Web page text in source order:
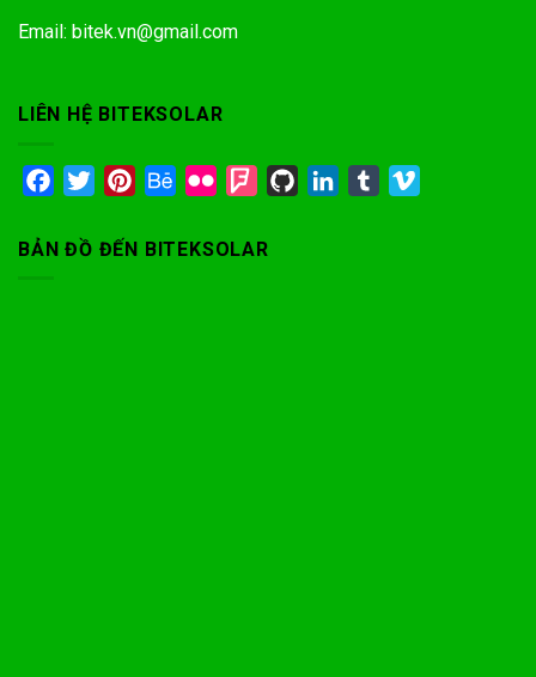
Email: bitek.vn@gmail.com
LIÊN HỆ BITEKSOLAR
FacebookTwitterPinterestBehance
Flickr Foursquare
GitHub LinkedIn
Tumblr
BẢN ĐỒ ĐẾN BITEKSOLAR